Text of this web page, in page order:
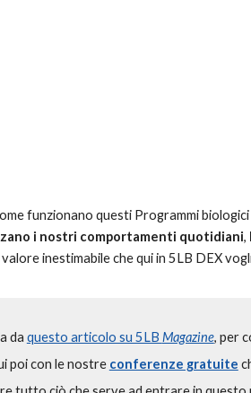
funzionano questi Programmi
i nostri comportamenti quotidiani,
inestimabile che qui in 5LB DEX
da questo articolo su 5LB Magazine, per
poi con le nostre conferenze gratuite